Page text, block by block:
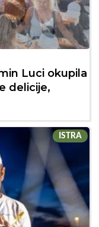
Luci okupila
delicije,
ISTRA